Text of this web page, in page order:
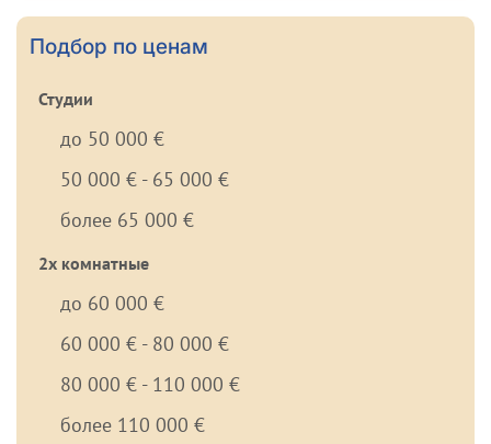
Подбор по ценам
Студии
до 50 000 €
50 000 € - 65 000 €
более 65 000 €
2х комнатные
до 60 000 €
60 000 € - 80 000 €
80 000 € - 110 000 €
более 110 000 €